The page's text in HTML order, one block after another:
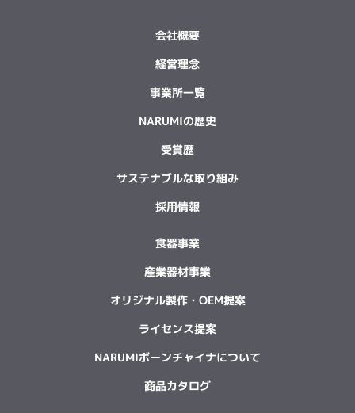
会社概要
経営理念
事業所一覧
NARUMIの歴史
受賞歴
サステナブルな取り組み
採用情報
食器事業
産業器材事業
オリジナル製作・OEM提案
ライセンス提案
NARUMIボーンチャイナについて
商品カタログ